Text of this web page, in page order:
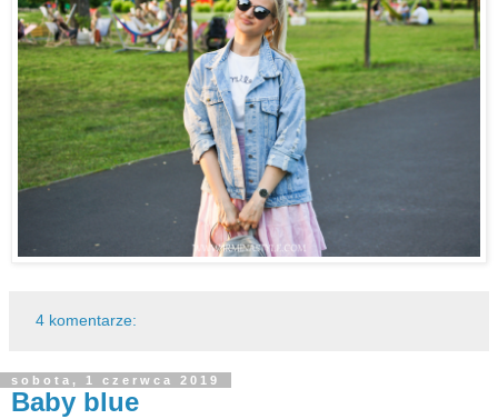
4 komentarze:
sobota, 1 czerwca 2019
Baby blue